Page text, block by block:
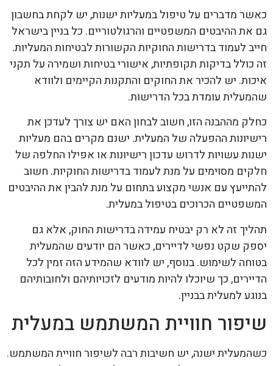
כאשר מדברים על טיפול במעליות ישנות, יש לקחת בחשבון
גם את ההיבטים המשפטיים והרגולטוריים. כל בניין בישראל
חייב לעמוד בדרישות החוקיות הקשורות לבטיחות המעליות.
זה כולל בדיקות תקופתיות, אישורי בטיחות ושמירה על תקני
איכות. יש להכיר את החוקים והתקנות הקיימים ולוודא
שהמעלית עומדת בכל הדרישות.
כחלק מההבנה הזו, חשוב לבחון האם יש צורך לעדכן את
רישיונות ההפעלה של המעלית. ישנם מקרים בהם מעליות
ישנות עשויות לדרוש עדכון רישיונות או אפילו החלפה של
חלקים מסוימים על מנת לעמוד בדרישות החוקיות. חשוב
להתייעץ עם אנשי מקצוע בתחום על מנת להבין את ההיבטים
המשפטיים הכרוכים בטיפול במעלית.
תהליך זה לא רק יבטיח עמידה בדרישות החוק, אלא גם
יספק שקט נפשי לדיירים, כאשר הם יודעים שהמעלית
בטוחה לשימוש. בנוסף, יש לוודא שהמידע הזה זמין לכל
הדיירים, כך שיוכלו להיות מודעים לזכויותיהם ולחובותיהם
בנוגע למעלית בבניין.
שיפור חוויית המשתמש במעלית
כשהמעלית ישנה, יש חשיבות רבה לשיפור חוויית המשתמש.